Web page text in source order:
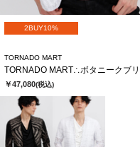
2BUY10%
TORNADO MART
￥47,080(税込)